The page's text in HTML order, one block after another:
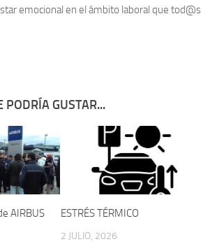
emocional en el ámbito laboral que tod@s
PODRÍA GUSTAR...
AIRBUS
ESTRÉS TÉRMICO
2 JULIO, 2026